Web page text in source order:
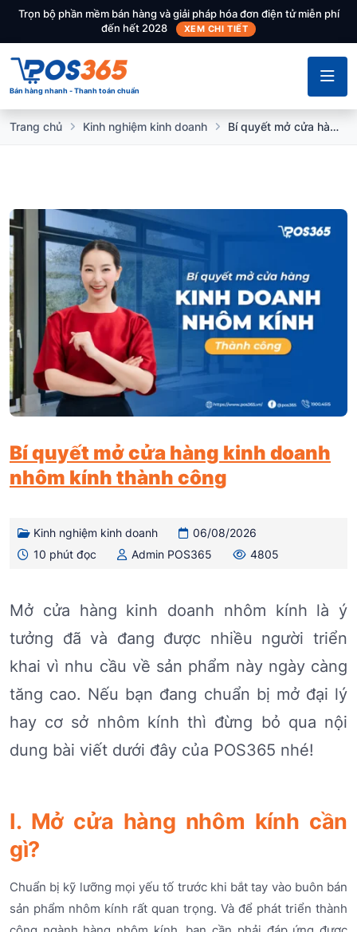
Trọn bộ phần mềm bán hàng và giải pháp hóa đơn điện tử miễn phí
đến hết 2028
XEM CHI TIẾT
Bán hàng nhanh - Thanh toán chuẩn
Trang chủ Kinh nghiệm kinh doanh Bí quyết mở cửa hàng kinh doanh nhôm kính thành công
Bí quyết mở cửa hàng kinh doanh
nhôm kính thành công
Kinh nghiệm kinh doanh
06/08/2026
10 phút đọc
Admin POS365 4805
Mở cửa hàng kinh doanh nhôm kính là ý
tưởng đã và đang được nhiều người triển
khai vì nhu cầu về sản phẩm này ngày càng
tăng cao. Nếu bạn đang chuẩn bị mở đại lý
hay cơ sở nhôm kính thì đừng bỏ qua nội
dung bài viết dưới đây của POS365 nhé!
I. Mở cửa hàng nhôm kính cần
gì?
Chuẩn bị kỹ lưỡng mọi yếu tố trước khi bắt tay vào buôn bán
sản phẩm nhôm kính rất quan trọng. Và để phát triển thành